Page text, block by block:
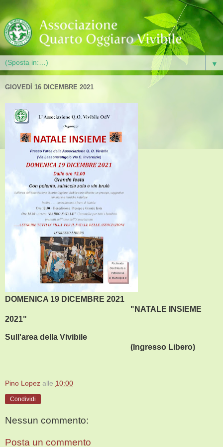
▼
GIOVEDÌ 16 DICEMBRE 2021
DOMENICA 19 DICEMBRE 2021
"NATALE INSIEME
2021"
Sull'area della Vivibile
(Ingresso Libero)
Pino Lopez alle 10:00
Condividi
Nessun commento:
Posta un commento